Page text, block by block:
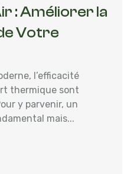
: Améliorer la
Votre
l’efficacité
thermique sont
y parvenir, un
mais...